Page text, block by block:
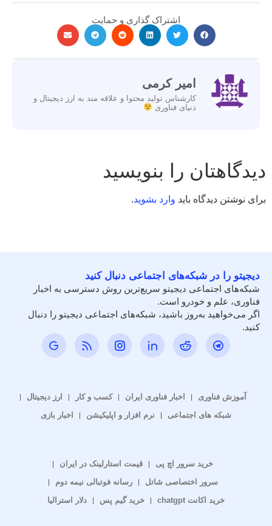
اشتراک گذاری و حمایت
امیر کرمی
کارشناس تولید محتوا و علاقه مند به ارز دیجیتال و
دنیای فناوری
دیدگاهتان را بنویسید
برای نوشتن دیدگاه باید وارد بشوید.
دیجیتو را در شبکه‌های اجتماعی دنبال کنید
شبکه‌های اجتماعی دیجیتو سریع‌ترین روش دسترسی به اخبار
فناوری، علم و خودرو است.
اگر می‌خواهید به‌روز باشید، شبکه‌های اجتماعی دیجیتو را دنبال
کنید.
آموزش فناوری اخبار فناوری ایران کسب و کار
ارز دیجیتال
شبکه های اجتماعی
نرم افزار و اپلیکیشن اخبار بازی
خرید سرور اچ پی
قیمت استارلینک در ایران
سرور اختصاصی شاتل
رسانه فوتبالی نیمه دوم
خرید اکانت chatgpt
خرید گیم پس دلار استرالیا